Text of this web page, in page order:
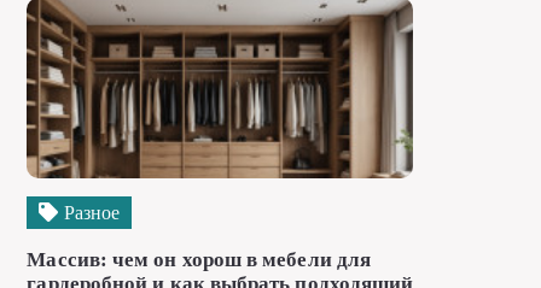
Разное
Массив: чем он хорош в мебели для